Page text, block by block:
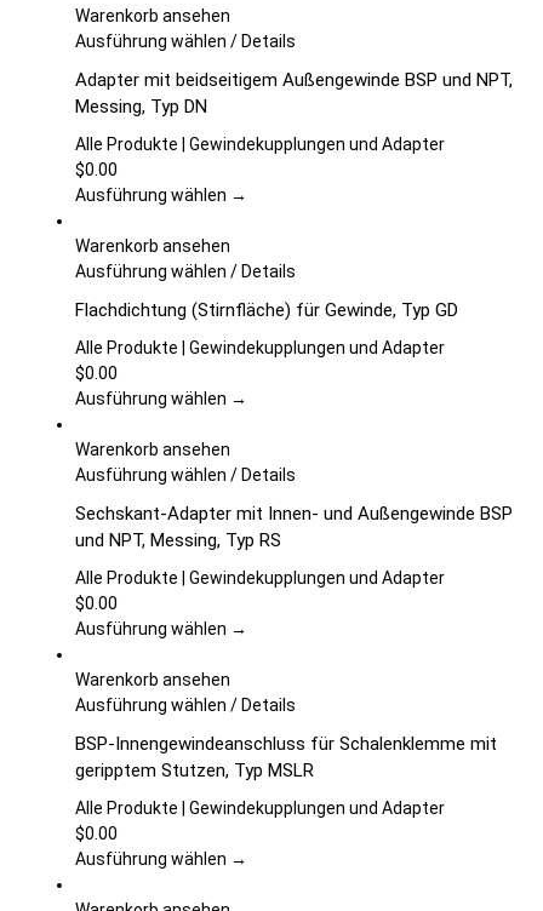
auf
Produktseite
werden
Warenkorb ansehen
Ausführung wählen Dieses
weist
Varianten
Die
auf
Produktseite
gewählt
/Details
Adapter mit beidseitigem Außengewinde BSP und NPT,
Messing, Typ DN
Alle Produkte | Gewindekupplungen und Adapter
$0.00
Ausführung wählen →
Warenkorb ansehen
Ausführung wählen Dieses
weist
mehrere
auf.
können
der
Produktseite
gewählt
/Details
Flachdichtung (Stirnfläche) für Gewinde, Typ GD
Alle Produkte | Gewindekupplungen und Adapter
$0.00
Ausführung wählen →
Warenkorb ansehen
Ausführung wählen Dieses
weist
mehrere
Varianten
Die
auf
Produktseite
gewählt
werden
/Details
Sechskant-Adapter mit Innen- und Außengewinde BSP
und NPT, Messing, Typ RS
Alle Produkte | Gewindekupplungen und Adapter
$0.00
Ausführung wählen →
Warenkorb ansehen
Ausführung wählen Dieses
weist
mehrere
Varianten
Die
/Details
BSP-Innengewindeanschluss für Schalenklemme mit
geripptem Stutzen, Typ MSLR
Alle Produkte | Gewindekupplungen und Adapter
$0.00
Ausführung wählen →